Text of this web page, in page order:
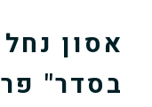
אסון
בסדר"